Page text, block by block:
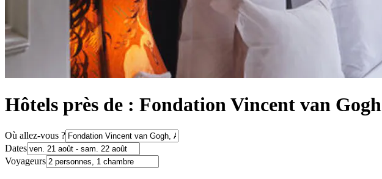
Hôtels près de : Fondation Vincent van Gogh
Où allez-vous ?
Dates
Voyageurs